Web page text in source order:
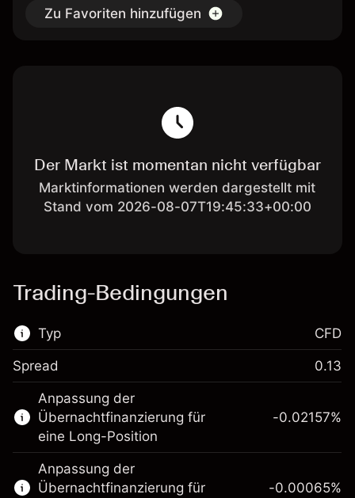
Zu Favoriten hinzufügen
Der Markt ist momentan nicht verfügbar
Marktinformationen werden dargestellt mit
Stand vom 2026-08-07T19:45:33+00:00
Trading-Bedingungen
Typ
Dieser Finanzmarkt steht für das CFD-
Trading zur Verfügung.
Erfahren Sie mehr über:
CFDs
CFD
Spread 0.13
Anpassung der
Übernachtfinanzierung für
eine Long-Position
-0.02157%
Anpassung der
Übernachtfinanzierung für
-0.00065%